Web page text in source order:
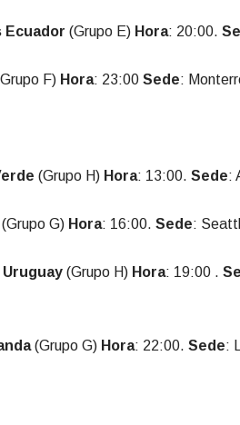
Ecuador (Grupo E) Hora: 20:00.
F) Hora: 23:00 Sede:
(Grupo H) Hora: 13:00. Sede:
(Grupo G) Hora: 16:00. Sede:
(Grupo H) Hora: 19:00 .
(Grupo G) Hora: 22:00. Sede: